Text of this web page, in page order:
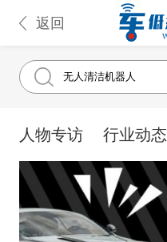
返回
人物专访 行业动态